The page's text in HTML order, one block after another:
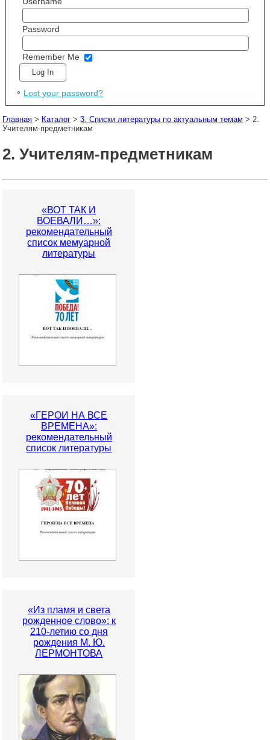
Password
Remember Me
Lost your password?
Главная > Каталог >3. Списки литературы по актуальным темам > 2.
Учителям-предметникам
2. Учителям-предметникам
«ВОТ ТАК И
ВОЕВАЛИ…»:
рекомендательный
список мемуарной
литературы
«ГЕРОИ НА ВСЕ
ВРЕМЕНА»:
рекомендательный
список литературы
«Из пламя и света
рожденное слово»: к
210-летию со дня
рождения М. Ю.
ЛЕРМОНТОВА